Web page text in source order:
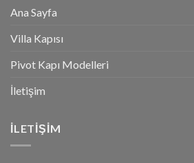
Ana Sayfa
Villa Kapısı
Pivot Kapı Modelleri
İletişim
İLETIŞIM